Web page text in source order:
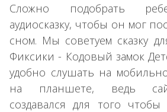
Сложно подобрать
аудиосказку, чтобы он мог
сном. Мы советуем сказку
Фиксики - Кодовый замок
удобно слушать на
на планшете, ведь
создавался для того